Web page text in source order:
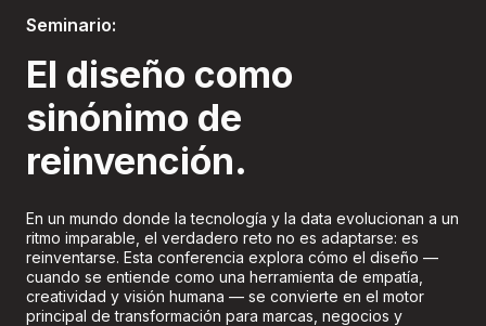
Seminario:
El diseño como
sinónimo de
reinvención.
En un mundo donde la tecnología y la data evolucionan a un
ritmo imparable, el verdadero reto no es adaptarse: es
reinventarse. Esta conferencia explora cómo el diseño —
cuando se entiende como una herramienta de empatía,
creatividad y visión humana — se convierte en el motor
principal de transformación para marcas, negocios y